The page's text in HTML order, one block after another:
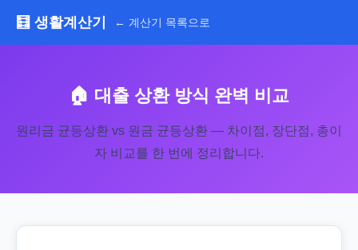
🧮 생활계산기 ← 계산기 목록으로
🏠 대출 상환 방식 완벽 비교
원리금 균등상환 vs 원금 균등상환 — 차이점, 장단점, 총이
자 비교를 한 번에 정리합니다.